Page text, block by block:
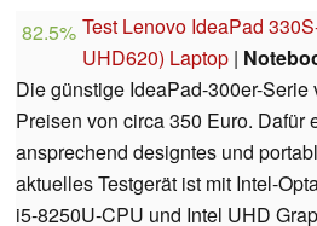
82.5% Test Lenovo IdeaPad
UHD620) Laptop |
Die günstige IdeaPad-300er-Serie
Preisen von circa 350 Euro. Dafür
ansprechend designtes und
aktuelles Testgerät ist mit Intel-
i5-8250U-CPU und Intel UHD